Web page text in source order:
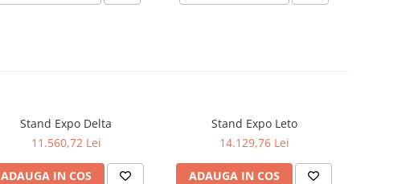
Stand Expo Delta
11.560,72 Lei
ADAUGA IN COS
Stand Expo Leto
14.129,76 Lei
ADAUGA IN COS